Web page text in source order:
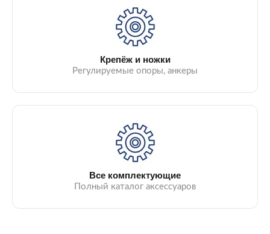
Крепёж и ножки
Регулируемые опоры, анкеры
Все комплектующие
Полный каталог аксессуаров